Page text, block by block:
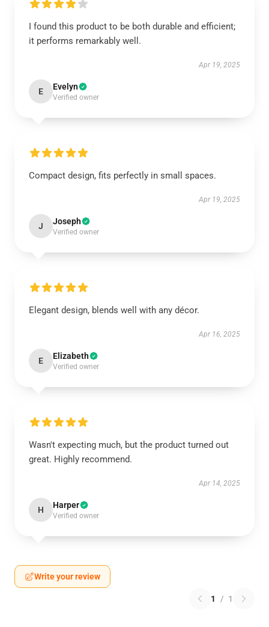
I found this product to be both durable and efficient;
it performs remarkably well.
Apr 19, 2025
E Evelyn
Verified owner
Compact design, fits perfectly in small spaces.
Apr 19, 2025
J Joseph
Verified owner
Elegant design, blends well with any décor.
Apr 16, 2025
E Elizabeth
Verified owner
Wasn't expecting much, but the product turned out
great. Highly recommend.
Apr 14, 2025
H Harper
Verified owner
Write your review
1 / 1